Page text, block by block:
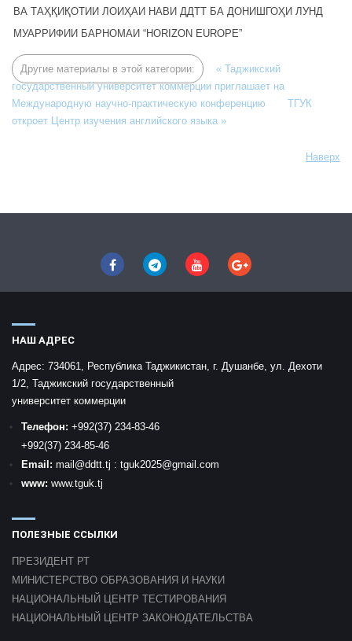
ВА ТАҲҚИҚОТИИ ЛОИҲАИ НАВИ ДДТТ БА ДОНИШГОҲИ ЛУНД
МУАРРИФИИ БАРНОМАИ “HORIZON EUROPE”
Другие материалы в этой категории:
« Таджикский
государственный университет коммерции приглашает на
Международную научно-практическую конференцию
ТГУК
откроет Центр изучения английского языка »
Наверх
НАШ АДРЕС
Адрес: 734061, Республика Таджикистан, г. Душанбе, ул. Дехоти
1/2, Таджикский государственный
университет коммерции
Телефон: +992(37) 234-83-46
+992(37) 234-85-46
Email: mail @ddtt.tj : tguk2025@gmail.com
www: www.tguk.tj
ПОЛЕЗНЫЕ ССЫЛКИ
ПРЕЗИДЕНТ РТ
МИНИСТЕРСТВО ОБРАЗОВАНИЯ И НАУКИ
НАЦИОНАЛЬНЫЙ ЦЕНТР ТЕСТИРОВАНИЯ
НАЦИОНАЛЬНЫЙ ЦЕНТР ЗАКОНОДАТЕЛЬСТВА